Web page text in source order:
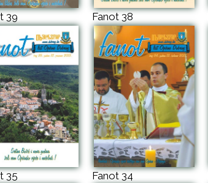
39 Fanot 38
35 Fanot 34